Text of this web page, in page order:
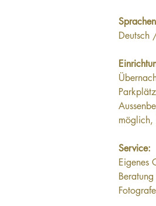
Deutsch
Service:
Eigenes